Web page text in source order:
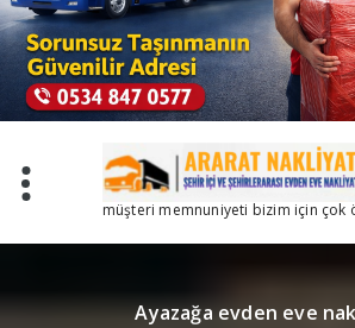
müşteri memnuniyeti bizim için çok
Ayazağa evden eve